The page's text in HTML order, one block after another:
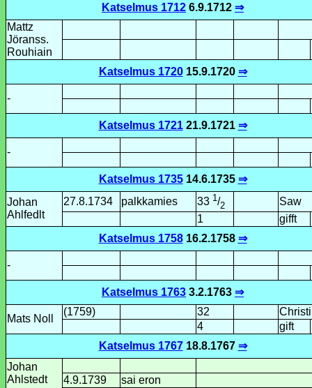
Katselmus 1712 6.9.1712 ⇒
Mattz
Jöranss.
Rouhiain
Katselmus 172015.9.1720 ⇒
-
Katselmus 172121.9.1721 ⇒
-
Katselmus 173514.6.1735 ⇒
Johan
Ahlfedlt
27.8.1734 palkka­mies 33 1 /2
Saw
1
gifft
Katselmus 175816.2.1758 ⇒
-
Katselmus 1763 3.2.1763 ⇒
Mats Noll
(1759) 32
4
gift
Katselmus 176718.8.1767 ⇒
Johan
Ahlstedt
4.9.1739
sai eron